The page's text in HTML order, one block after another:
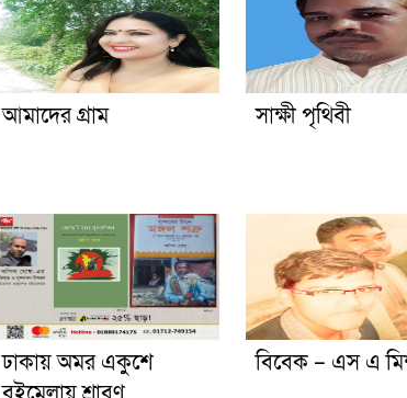
আমাদের গ্রাম সাক্ষী পৃথিবী
ঢাকায় অমর একুশে
বিবেক – এস এ